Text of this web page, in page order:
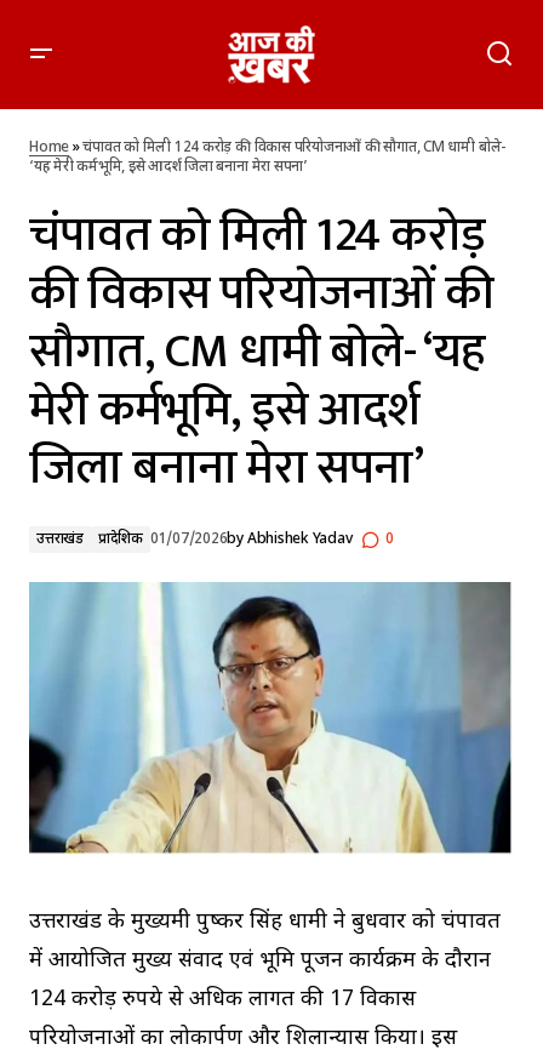
धामी बोले- ‘यह मेरी कर्मभूमि, इसे आदर्श जिला बनाना मेरा सपना’
Home»चंपावत को मिली 124 करोड़ की विकास परियोजनाओं की सौगात, CM धामी बोले-
‘यह मेरी कर्मभूमि, इसे आदर्श जिला बनाना मेरा सपना’
चंपावत को मिली 124 करोड़
की विकास परियोजनाओं की
सौगात, CM धामी बोले- ‘यह
मेरी कर्मभूमि, इसे आदर्श
जिला बनाना मेरा सपना’
उत्तराखंड प्रादेशिक 01/07/2026byAbhishek Yadav 0
उत्तराखंड के मुख्यमंत्री पुष्कर सिंह धामी ने बुधवार को चंपावत
में आयोजित मुख्य संवाद एवं भूमि पूजन कार्यक्रम के दौरान
124 करोड़ रुपये से अधिक लागत की 17 विकास
परियोजनाओं का लोकार्पण और शिलान्यास किया। इस